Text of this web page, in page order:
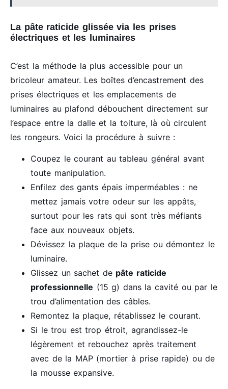
La pâte raticide glissée via les prises
électriques et les luminaires
C’est la méthode la plus accessible pour un
bricoleur amateur. Les boîtes d’encastrement des
prises électriques et les emplacements de
luminaires au plafond débouchent directement sur
l’espace entre la dalle et la toiture, là où circulent
les rongeurs. Voici la procédure à suivre :
Coupez le courant au tableau général avant
toute manipulation.
Enfilez des gants épais imperméables : ne
mettez jamais votre odeur sur les appâts,
surtout pour les rats qui sont très méfiants
face aux nouveaux objets.
Dévissez la plaque de la prise ou démontez le
luminaire.
Glissez un sachet de pâte raticide
professionnelle (15 g) dans la cavité ou par le
trou d’alimentation des câbles.
Remontez la plaque, rétablissez le courant.
Si le trou est trop étroit, agrandissez-le
légèrement et rebouchez après traitement
avec de la MAP (mortier à prise rapide) ou de
la mousse expansive.